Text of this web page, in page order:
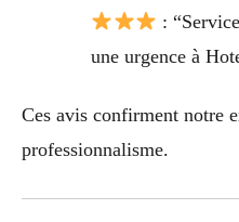
:
une urgence à
Ces avis confirment notre
professionnalisme.